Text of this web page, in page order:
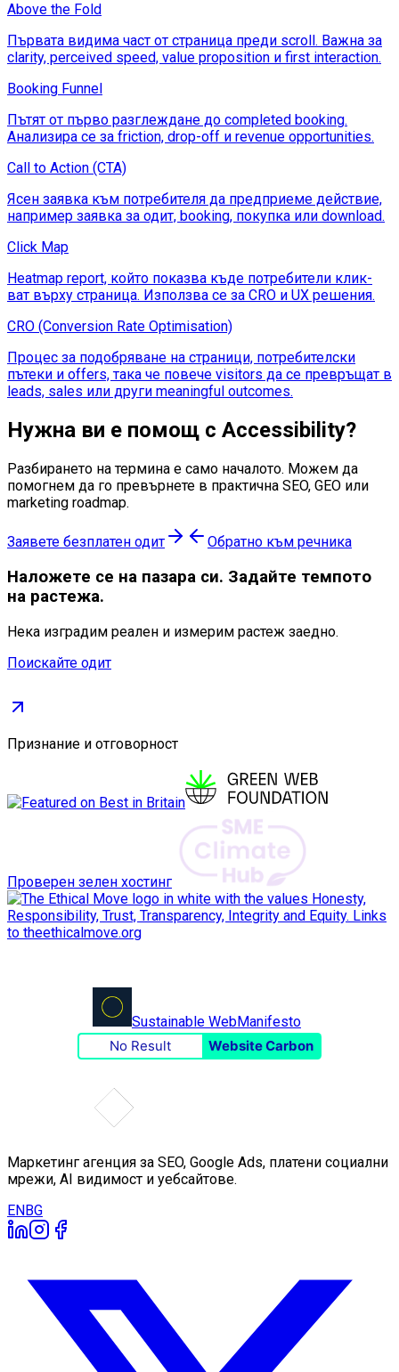
Above the Fold
Първата видима част от страница преди scroll. Важна за
clarity, perceived speed, value proposition и first interaction.
Booking Funnel
Пътят от първо разглеждане до completed booking.
Анализира се за friction, drop-off и revenue opportunities.
Call to Action (CTA)
Ясен заявка към потребителя да предприеме действие,
например заявка за одит, booking, покупка или download.
Click Map
Heatmap report, който показва къде потребители клик-
ват върху страница. Използва се за CRO и UX решения.
CRO (Conversion Rate Optimisation)
Процес за подобряване на страници, потребителски
пътеки и offers, така че повече visitors да се превръщат в
leads, sales или други meaningful outcomes.
Нужна ви е помощ с Accessibility?
Разбирането на термина е само началото. Можем да
помогнем да го превърнете в практична SEO, GEO или
marketing roadmap.
Заявете безплатен одит Обратно към речника
Наложете се на пазара си. Задайте темпото
на растежа.
Нека изградим реален и измерим растеж заедно.
Поискайте одит
Признание и отговорност
Проверен зелен хостинг
Sustainable WebManifesto
No Result
Website Carbon
Маркетинг агенция за SEO, Google Ads, платени социални
мрежи, AI видимост и уебсайтове.
ENBG